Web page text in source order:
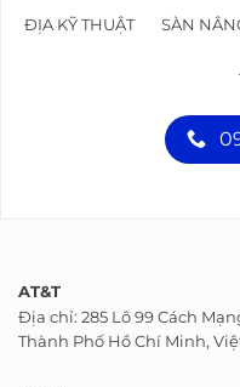
ĐỊA KỸ THUẬT SÀN
AT&T
Địa chỉ: 285 Lô 99 Cách
Thành Phố Hồ Chí Minh,